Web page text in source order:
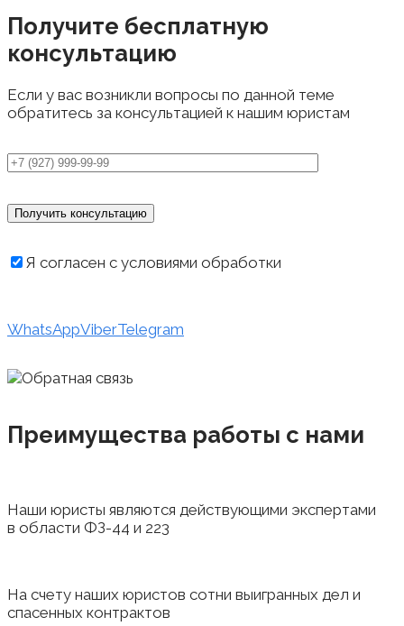
Получите бесплатную
консультацию
Если у вас возникли вопросы по данной теме
обратитесь за консультацией к нашим юристам
Я согласен с условиями обработки
WhatsAppViberTelegram
Преимущества работы с нами
Наши юристы являются действующими экспертами
в области ФЗ-44 и 223
На счету наших юристов сотни выигранных дел и
спасенных контрактов